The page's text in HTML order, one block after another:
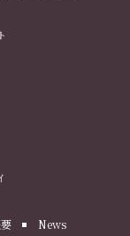
News